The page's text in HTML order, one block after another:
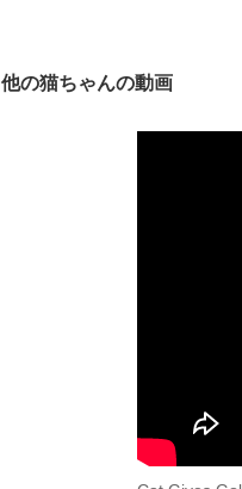
他の猫ちゃんの動画